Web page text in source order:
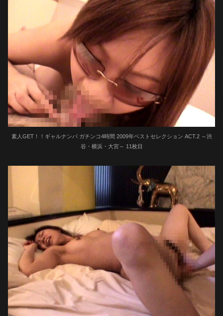
素人GET！！ギャルナンパ ガチンコ4時間 2009年ベストセレクション ACT.2 ～渋
谷・横浜・大宮～ 11枚目